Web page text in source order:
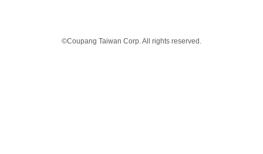
©Coupang Taiwan Corp. All rights reserved.